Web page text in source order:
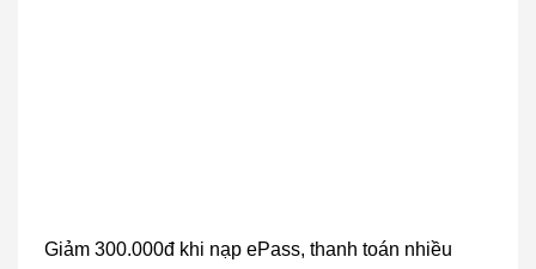
Giảm 300.000đ khi nạp ePass, thanh toán nhiều